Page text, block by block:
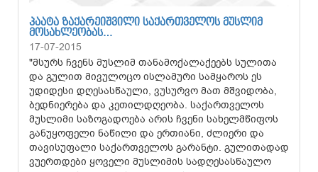
ᲞᲐᲐᲢᲐ ᲖᲐᲥᲐᲠᲔᲘᲨᲕᲘᲚᲘ ᲡᲐᲥᲐᲠᲗᲕᲔᲚᲝᲡ ᲛᲣᲡᲚᲘᲛ
ᲛᲝᲡᲐᲮᲚᲔᲝᲑᲐᲡ…
17-07-2015
"მსურს ჩვენს მუსლიმ თანამოქალაქეებს სულითა
და გულით მივულოცო ისლამური სამყაროს ეს
უდიდესი დღესასწაული, ვუსურვო მათ მშვიდობა,
ბედნიერება და კეთილდღეობა. საქართველოს
მუსლიმი საზოგადოება არის ჩვენი სახელმწიფოს
განუყოფელი ნაწილი და ერთიანი, ძლიერი და
თავისუფალი საქართველოს გარანტი. გულითადად
ვუერთდები ყოველი მუსლიმის სადღესასწაულო